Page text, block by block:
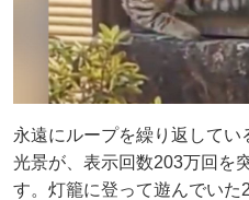
永遠にループを繰り返して
光景が、表示回数203万回を
す。灯籠に登って遊んでい